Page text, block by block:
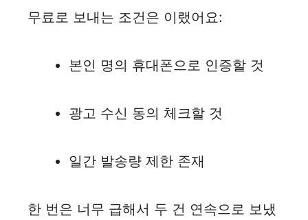
무료로 보내는 조건은 이랬어요:
본인 명의 휴대폰으로 인증할 것
광고 수신 동의 체크할 것
일간 발송량 제한 존재
한 번은 너무 급해서 두 건 연속으로 보냈